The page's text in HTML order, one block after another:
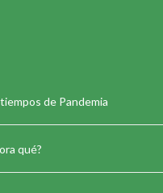
de Pandemia
qué?